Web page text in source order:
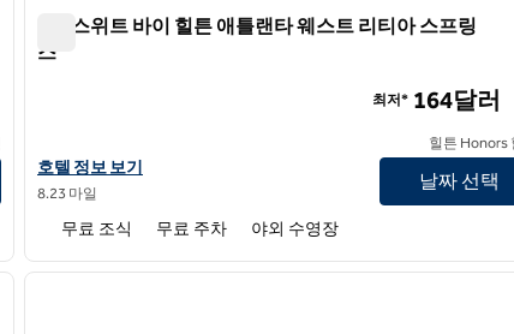
홈2 스위트 바이 힐튼 애틀랜타 웨스트 리티아 스프링
스
홈2 스위트 바이 힐튼 애틀랜타 웨스트 리티아 스프링스의 호텔 정
호텔 정보 보기
8.23 마일
최저* 164달러
힐튼 Honors
날짜 선택
무료 조식 무료 주차 야외 수영장
1/12